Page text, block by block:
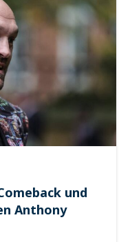
und
Anthony